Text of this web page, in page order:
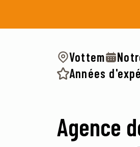
Vottem
Années
Agence